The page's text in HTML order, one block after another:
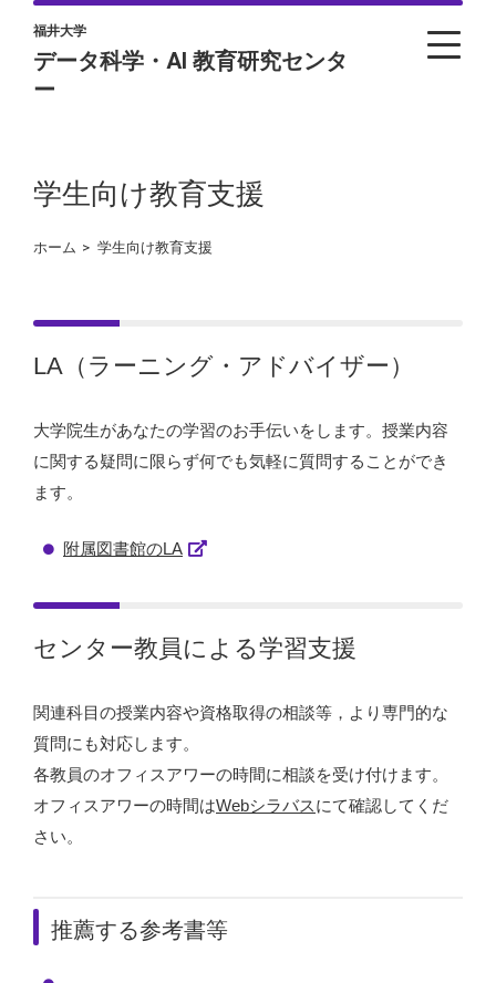
福井大学
データ科学・AI 教育研究センタ
ー
学生向け教育支援
ホーム > 学生向け教育支援
LA（ラーニング・アドバイザー）
大学院生があなたの学習のお手伝いをします。授業内容
に関する疑問に限らず何でも気軽に質問することができ
ます。
附属図書館のLA
センター教員による学習支援
関連科目の授業内容や資格取得の相談等，より専門的な
質問にも対応します。
各教員のオフィスアワーの時間に相談を受け付けます。
オフィスアワーの時間はWebシラバスにて確認してくだ
さい。
推薦する参考書等